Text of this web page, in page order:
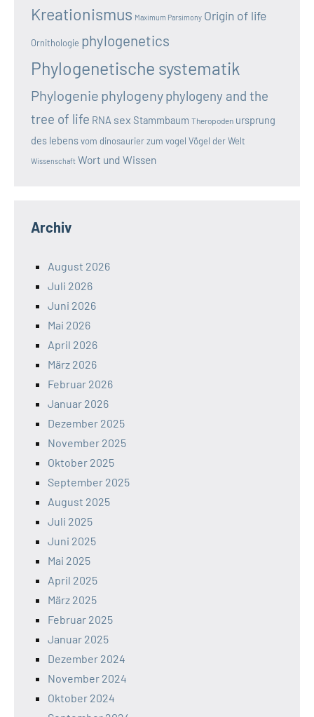
Kreationismus Maximum Parsimony Origin of life
Ornithologie phylogenetics
Phylogenetische systematik
Phylogenie phylogenyphylogeny and the
tree of life RNA sex Stammbaum Theropoden ursprung
des lebensvom dinosaurier zum vogel Vögel der Welt
Wissenschaft Wort und Wissen
Archiv
August 2026
Juli 2026
Juni 2026
Mai 2026
April 2026
März 2026
Februar 2026
Januar 2026
Dezember 2025
November 2025
Oktober 2025
September 2025
August 2025
Juli 2025
Juni 2025
Mai 2025
April 2025
März 2025
Februar 2025
Januar 2025
Dezember 2024
November 2024
Oktober 2024